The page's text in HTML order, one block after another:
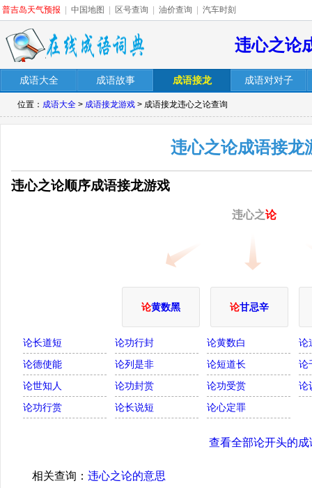
普吉岛天气预报 中国地图 区号查询 油价查询 汽车时刻
违心之论
成语大全 成语故事 成语接龙 成语对对子
位置： 成语大全 > 成语接龙游戏 > 成语接龙违心之论查询
违心之论成语接龙
违心之论顺序成语接龙游戏
违心之论
论黄数黑 论甘忌辛
论长道短 论功行封 论黄数白
论
论德使能
论列是非 论短道长
论
论世知人
论功封赏 论功受赏
论
论功行赏
论长说短 论心定罪
查看全部论开头的成
相关查询： 违心之论的意思